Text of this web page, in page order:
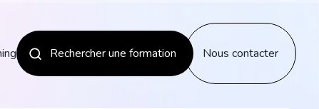
Rechercher une formation Nous contacter